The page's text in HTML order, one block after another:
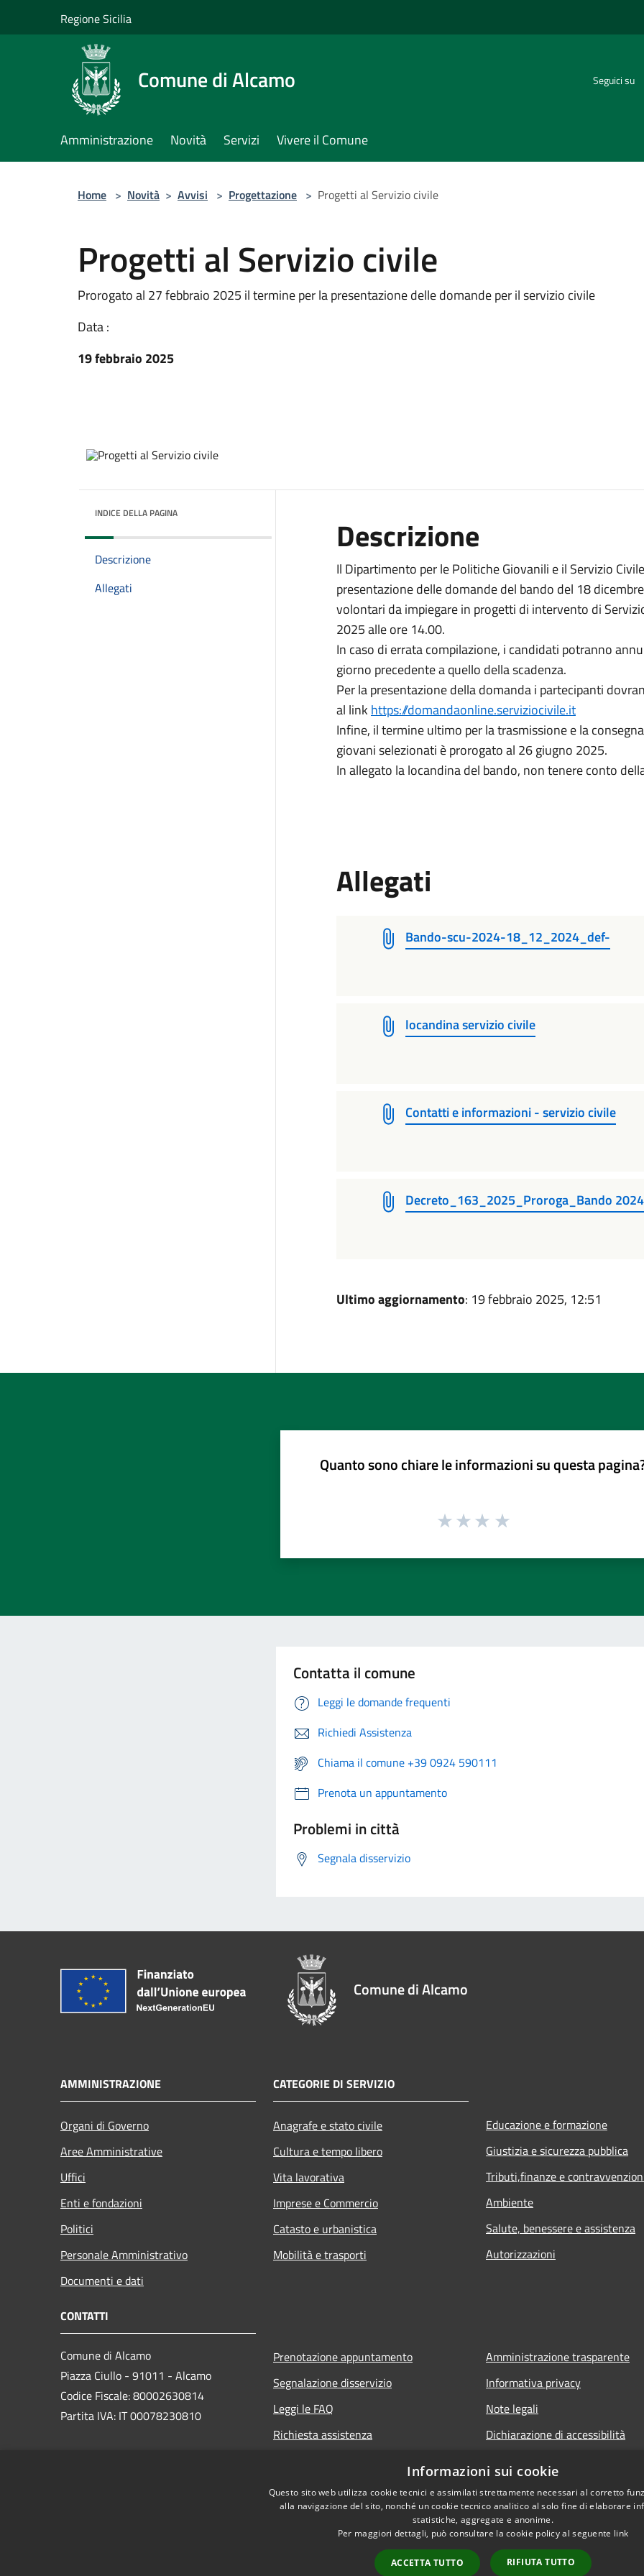
Regione Sicilia
Comune di Alcamo Seguici su
Amministrazione Novità Servizi Vivere il Comune
Home > Novità > Avvisi > Progettazione > Progetti al Servizio civile
Progetti al Servizio civile
Prorogato al 27 febbraio 2025 il termine per la presentazione delle domande per il servizio civile
Data :
19 febbraio 2025
INDICE DELLA PAGINA
Descrizione
Allegati
Descrizione
Il Dipartimento per le Politiche Giovanili e il Servizio
presentazione delle domande del bando del 18
volontari da impiegare in progetti di intervento di
2025 alle ore 14.00.
In caso di errata compilazione, i candidati potranno
giorno precedente a quello della scadenza.
Per la presentazione della domanda i partecipanti
al link https://domandaonline.serviziocivile.it
Infine, il termine ultimo per la trasmissione e la
giovani selezionati è prorogato al 26 giugno 2025.
In allegato la locandina del bando, non tenere conto
Allegati
Bando-scu-2024-18_12_2024_def-
locandina servizio civile
Contatti e informazioni - servizio civile
Decreto_163_2025_Proroga_Bando
Ultimo aggiornamento: 19 febbraio 2025, 12:51
Quanto sono chiare le informazioni su questa
Contatta il comune
Leggi le domande frequenti
Richiedi Assistenza
Chiama il comune +39 0924 590111
Prenota un appuntamento
Problemi in città
Segnala disservizio
Comune di Alcamo
AMMINISTRAZIONE
Organi di Governo
Aree Amministrative
Uffici
Enti e fondazioni
Politici
Personale Amministrativo
Documenti e dati
CATEGORIE DI SERVIZIO
Anagrafe e stato civile
Cultura e tempo libero
Vita lavorativa
Imprese e Commercio
Catasto e urbanistica
Mobilità e trasporti
Educazione e formazione
Giustizia e sicurezza pubblica
Tributi,finanze e
Ambiente
Salute, benessere e assistenza
Autorizzazioni
CONTATTI
Comune di Alcamo
Piazza Ciullo - 91011 - Alcamo
Codice Fiscale: 80002630814
Partita IVA: IT 00078230810
Prenotazione appuntamento
Segnalazione disservizio
Leggi le FAQ
Richiesta assistenza
Amministrazione trasparente
Informativa privacy
Note legali
Dichiarazione di accessibilità
Informazioni sui cookie
Questo sito web utilizza cookie tecnici e assimilati strettamente necessari al corretto
alla navigazione del sito, nonché un cookie tecnico analitico al solo fine di elaborare
statistiche, aggregate e anonime.
Per maggiori dettagli, può consultare la cookie policy al seguente link
ACCETTA TUTTO RIFIUTA TUTTO